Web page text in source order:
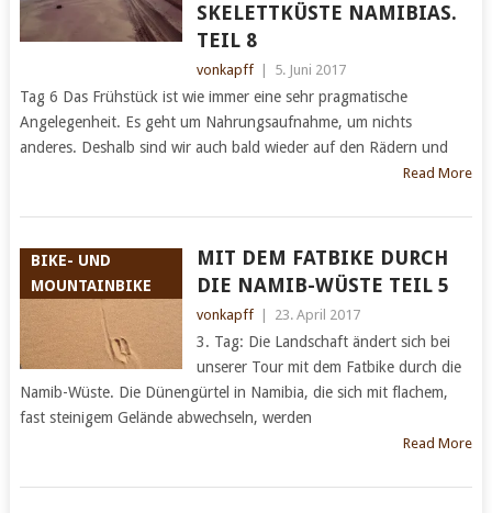
SKELETTKÜSTE NAMIBIAS.
TEIL 8
vonkapff 5. Juni 2017
Tag 6 Das Frühstück ist wie immer eine sehr pragmatische
Angelegenheit. Es geht um Nahrungsaufnahme, um nichts
anderes. Deshalb sind wir auch bald wieder auf den Rädern und
Read More
BIKE- UND
MOUNTAINBIKE
MIT DEM FATBIKE DURCH
DIE NAMIB-WÜSTE TEIL 5
vonkapff 23. April 2017
3. Tag: Die Landschaft ändert sich bei
unserer Tour mit dem Fatbike durch die
Namib-Wüste. Die Dünengürtel in Namibia, die sich mit flachem,
fast steinigem Gelände abwechseln, werden
Read More